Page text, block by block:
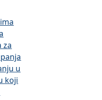
za
u
koji